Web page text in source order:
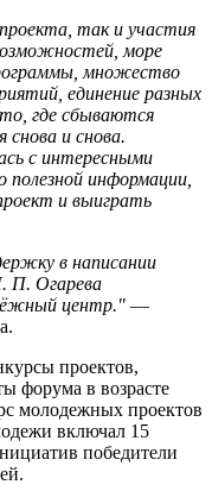
так и участия
море
множество
единение разных
где сбываются
и снова.
с интересными
полезной информации,
и выиграть
в написании
П. Огарева
центр." —
проектов,
форума в возрасте
молодежных проектов
включал 15
победители